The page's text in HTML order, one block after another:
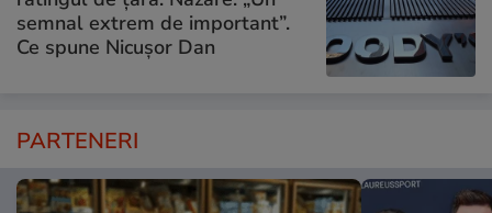
semnal extrem de important”.
Ce spune Nicușor Dan
PARTENERI